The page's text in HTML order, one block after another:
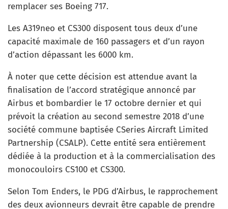
remplacer ses Boeing 717.
Les A319neo et CS300 disposent tous deux d’une
capacité maximale de 160 passagers et d’un rayon
d’action dépassant les 6000 km.
À noter que cette décision est attendue avant la
finalisation de l’accord stratégique annoncé par
Airbus et bombardier le 17 octobre dernier et qui
prévoit la création au second semestre 2018 d’une
société commune baptisée CSeries Aircraft Limited
Partnership (CSALP). Cette entité sera entièrement
dédiée à la production et à la commercialisation des
monocouloirs CS100 et CS300.
Selon Tom Enders, le PDG d’Airbus, le rapprochement
des deux avionneurs devrait être capable de prendre